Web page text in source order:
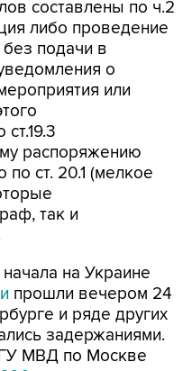
подачи в
о
или
распоряжению
ст. 20.1 (мелкое
так и
на Украине
и ряде других
задержаниями.
МВД по Москве
участников
центре столицы.